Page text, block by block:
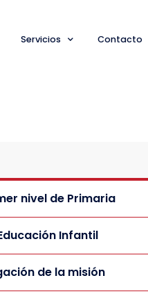
Servicios Contacto
nivel de Primaria
Infantil
de la misión